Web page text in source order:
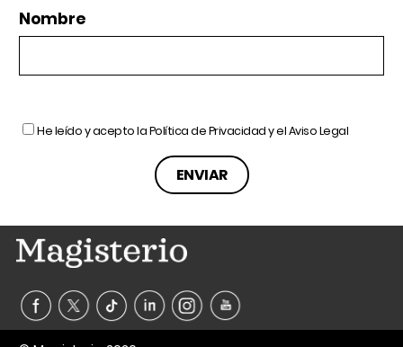
Nombre
He leído y acepto laPolítica de Privacidady elAviso Legal